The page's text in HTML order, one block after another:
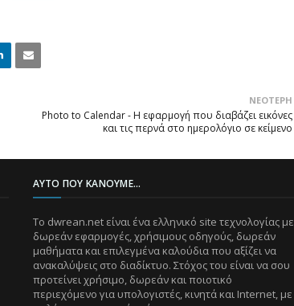
ΝΕΌΤΕΡΗ
Photo to Calendar - Η εφαρμογή που διαβάζει εικόνες
και τις περνά στο ημερολόγιο σε κείμενο
ΑΥΤΌ ΠΟΥ ΚΆΝΟΥΜΕ...
Το dwrean.net είναι ένα ελληνικό site τεχνολογίας με
δωρεάν εφαρμογές, χρήσιμους οδηγούς, δωρεάν
μαθήματα και επιλεγμένα καλούδια που αξίζει να
ανακαλύψεις στο διαδίκτυο. Στόχος του είναι να σου
προτείνει χρήσιμο, δωρεάν και ποιοτικό
περιεχόμενο για υπολογιστές, κινητά και Internet, με